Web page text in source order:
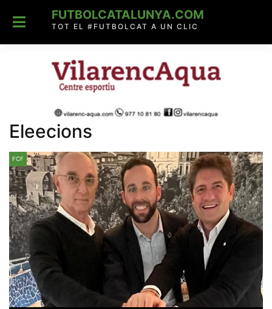
content
FUTBOLCATALUNYA.COM
TOT EL #FUTBOLCAT A UN CLIC
Eleecions
FCF